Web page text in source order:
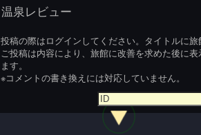
温泉レビュー
投稿の際はログインしてください。タイトルに旅
ご投稿は内容により、旅館に改善を求めた後に
ます。
※コメントの書き換えには対応していません。